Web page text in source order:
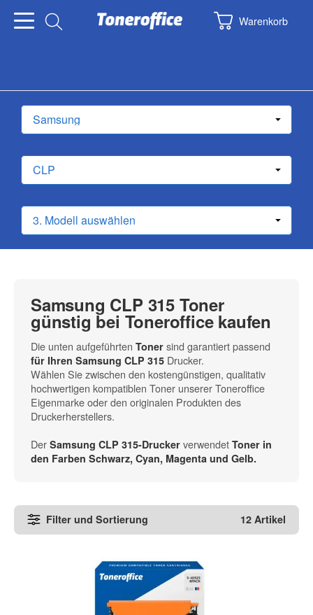
Warenkorb
Samsung CLP 315 Toner
günstig bei Toneroffice kaufen
Die unten aufgeführten Toner sind garantiert passend
für Ihren Samsung CLP 315 Drucker.
Wählen Sie zwischen den kostengünstigen, qualitativ
hochwertigen kompatiblen Toner unserer Toneroffice
Eigenmarke oder den originalen Produkten des
Druckerherstellers.
Der Samsung CLP 315-Drucker verwendet Toner in
den Farben Schwarz, Cyan, Magenta und Gelb.
Filter und Sortierung 12 Artikel